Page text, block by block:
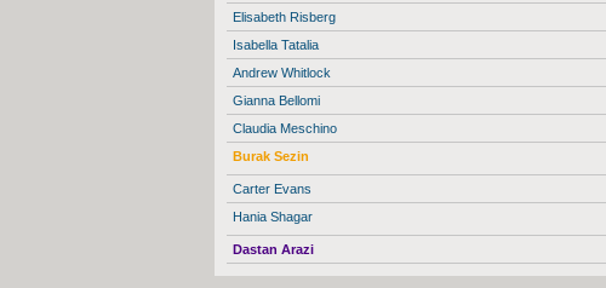
Elisabeth Risberg
Isabella Tatalia
Andrew Whitlock
Gianna Bellomi
Claudia Meschino
Burak Sezin
Carter Evans
Hania Shagar
Dastan Arazi